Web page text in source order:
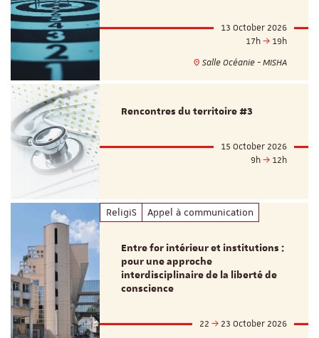
13 October 2026
17h
19h
Salle Océanie - MISHA
Rencontres du territoire #3
15 October 2026
9h
12h
ReligiS Appel à communication
Entre for intérieur et institutions :
pour une approche
interdisciplinaire de la liberté de
conscience
22
23 October 2026